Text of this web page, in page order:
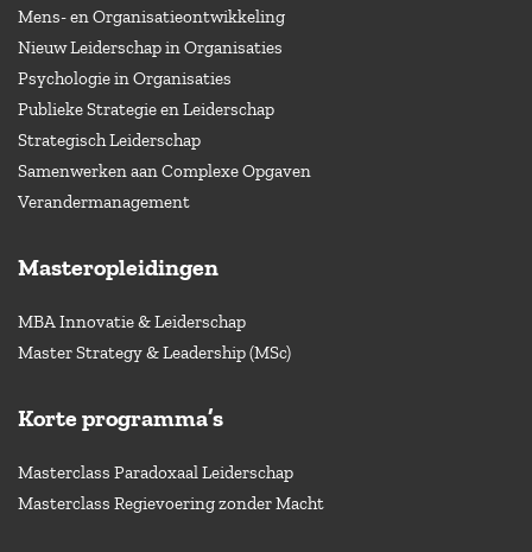
Mens- en Organisatieontwikkeling
Nieuw Leiderschap in Organisaties
Psychologie in Organisaties
Publieke Strategie en Leiderschap
Strategisch Leiderschap
Samenwerken aan Complexe Opgaven
Verandermanagement
Masteropleidingen
MBA Innovatie & Leiderschap
Master Strategy & Leadership (MSc)
Korte programma’s
Masterclass Paradoxaal Leiderschap
Masterclass Regievoering zonder Macht